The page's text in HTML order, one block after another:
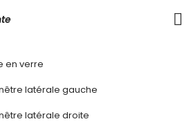
en verre
latérale gauche
latérale droite